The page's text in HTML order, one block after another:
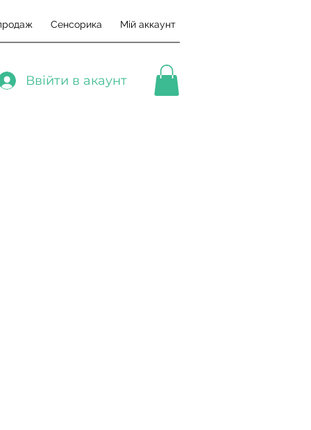
Ввійти в акаунт
Сенсорика Мій аккаунт